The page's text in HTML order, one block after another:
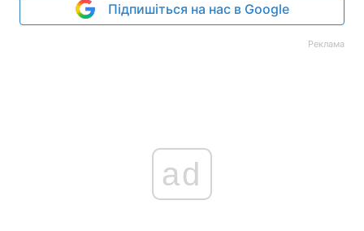
Підпишіться на нас в Google
Реклама
ad